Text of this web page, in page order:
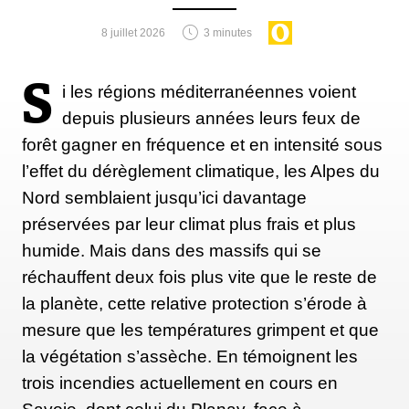
Mais quid des coûts pour une station et,
potentiellement le contribuable ? "À l’heure actuelle,
réels, car les opérateurs n’incluent pas tous les
mêmes données dans leur prix de revient.", précise
le média. " Au centre national de ski nordique de
Prémanon, par exemple, le directeur-adjoint Nicolas
Michaud estime qu’un mètre cube de neige de
réserve lui revient à « entre 2 et 3 euros ». Mais à
Davos, en Suisse, en 2016, les responsables ont
mesuré que le prix de revient de leurs quelque 15
000 m3 de neige produits, stockés puis étalés sur
une piste de 4 km se situait entre 8 et 10 euros le
mètre cube. Et encore, sans intégrer certaines
dépenses structurelles amorties par ailleurs. La
8 juillet 2026 3 minutes
S i les régions méditerranéennes voient
depuis plusieurs années leurs feux de
forêt gagner en fréquence et en intensité sous
l’effet du dérèglement climatique, les Alpes du
Nord semblaient jusqu’ici davantage
préservées par leur climat plus frais et plus
humide. Mais dans des massifs qui se
réchauffent deux fois plus vite que le reste de
la planète, cette relative protection s’érode à
mesure que les températures grimpent et que
la végétation s’assèche. En témoignent les
trois incendies actuellement en cours en